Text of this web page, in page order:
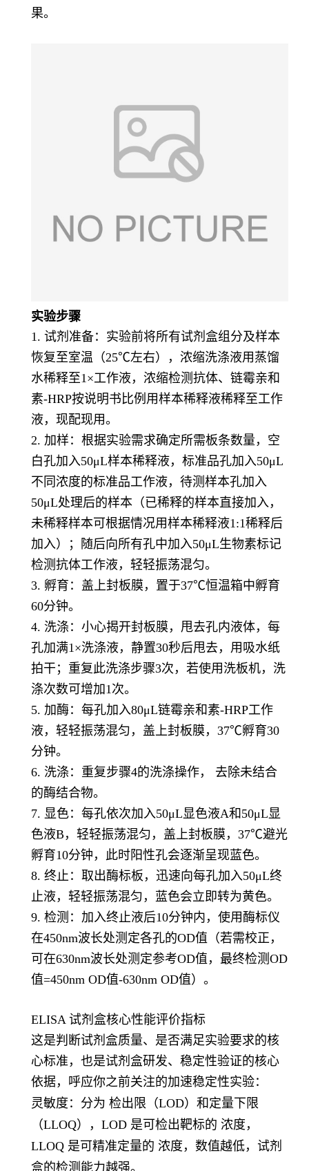
果。
实验步骤
1. 试剂准备：实验前将所有试剂盒组分及样本
恢复至室温（25℃左右），浓缩洗涤液用蒸馏
水稀释至1×工作液，浓缩检测抗体、链霉亲和
素-HRP按说明书比例用样本稀释液稀释至工作
液，现配现用。
2. 加样：根据实验需求确定所需板条数量，空
白孔加入50μL样本稀释液，标准品孔加入50μL
不同浓度的标准品工作液，待测样本孔加入
50μL处理后的样本（已稀释的样本直接加入，
未稀释样本可根据情况用样本稀释液1:1稀释后
加入）；随后向所有孔中加入50μL生物素标记
检测抗体工作液，轻轻振荡混匀。
3. 孵育：盖上封板膜，置于37℃恒温箱中孵育
60分钟。
4. 洗涤：小心揭开封板膜，甩去孔内液体，每
孔加满1×洗涤液，静置30秒后甩去，用吸水纸
拍干；重复此洗涤步骤3次，若使用洗板机，洗
涤次数可增加1次。
5. 加酶：每孔加入80μL链霉亲和素-HRP工作
液，轻轻振荡混匀，盖上封板膜，37℃孵育30
分钟。
6. 洗涤：重复步骤4的洗涤操作， 去除未结合
的酶结合物。
7. 显色：每孔依次加入50μL显色液A和50μL显
色液B，轻轻振荡混匀，盖上封板膜，37℃避光
孵育10分钟，此时阳性孔会逐渐呈现蓝色。
8. 终止：取出酶标板，迅速向每孔加入50μL终
止液，轻轻振荡混匀，蓝色会立即转为黄色。
9. 检测：加入终止液后10分钟内，使用酶标仪
在450nm波长处测定各孔的OD值（若需校正，
可在630nm波长处测定参考OD值，最终检测OD
值=450nm OD值-630nm OD值）。
ELISA 试剂盒核心性能评价指标
这是判断试剂盒质量、是否满足实验要求的核
心标准，也是试剂盒研发、稳定性验证的核心
依据，呼应你之前关注的加速稳定性实验：
灵敏度 ：分为 检出限（LOD）和定量下限
（LLOQ），LOD 是可检出靶标的 浓度，
LLOQ 是可精准定量的 浓度，数值越低，试剂
盒的检测能力越强。